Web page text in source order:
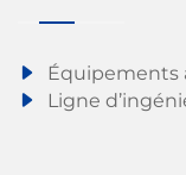
Équipements
Ligne